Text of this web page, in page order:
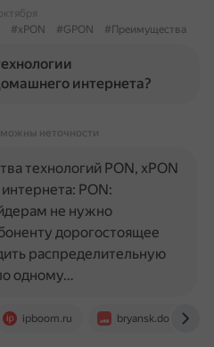
#xPON #GPON #Преимущества
интернета?
неточности
ipboom.ru bryansk.dom.ru
технологий PON, xPON
PON:
не нужно
дорогостоящее
распределительную
одному…